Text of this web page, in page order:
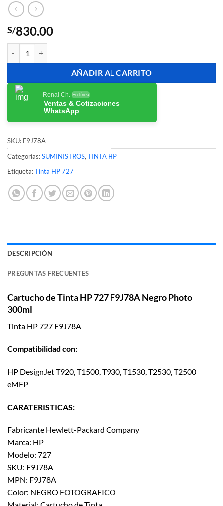
S/830.00
AÑADIR AL CARRITO
Ronal Ch. En línea
Ventas & Cotizaciones
WhatsApp
SKU: F9J78A
Categorías:SUMINISTROS, TINTA HP
Etiqueta:Tinta HP 727
DESCRIPCIÓN
PREGUNTAS FRECUENTES
Cartucho de Tinta HP 727 F9J78A Negro Photo
300ml
Tinta HP 727 F9J78A
Compatibilidad con:
HP DesignJet T920, T1500, T930, T1530, T2530, T2500
eMFP
CARATERISTICAS:
Fabricante Hewlett-Packard Company
Marca: HP
Modelo: 727
SKU: F9J78A
MPN: F9J78A
Color: NEGRO FOTOGRAFICO